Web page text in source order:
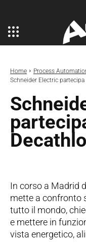
Home Process
Schneider Electric
In corso a Madrid
mette a confronto
tutto il mondo,
e mettere in
vista energetico,